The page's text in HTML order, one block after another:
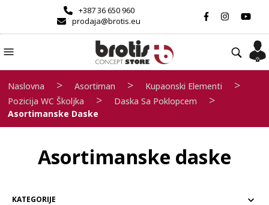
+387 36 650 960
prodaja@brotis.eu
Naslovna > Asortiman > Kupaonski Elementi >
Pozicija WC Školjka > Daska Sa Poklopcem >
Asortimanske Daske
Asortimanske daske
KATEGORIJE